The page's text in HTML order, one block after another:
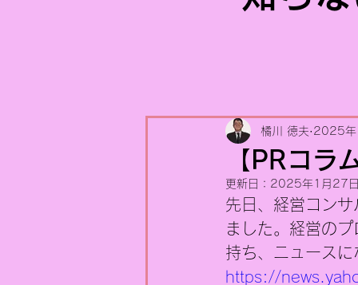
【PRコラ
橘川 徳夫 2025
更新日： 2025年1月27
先日、経営コン
ました。経営の
持ち、ニュース
https://